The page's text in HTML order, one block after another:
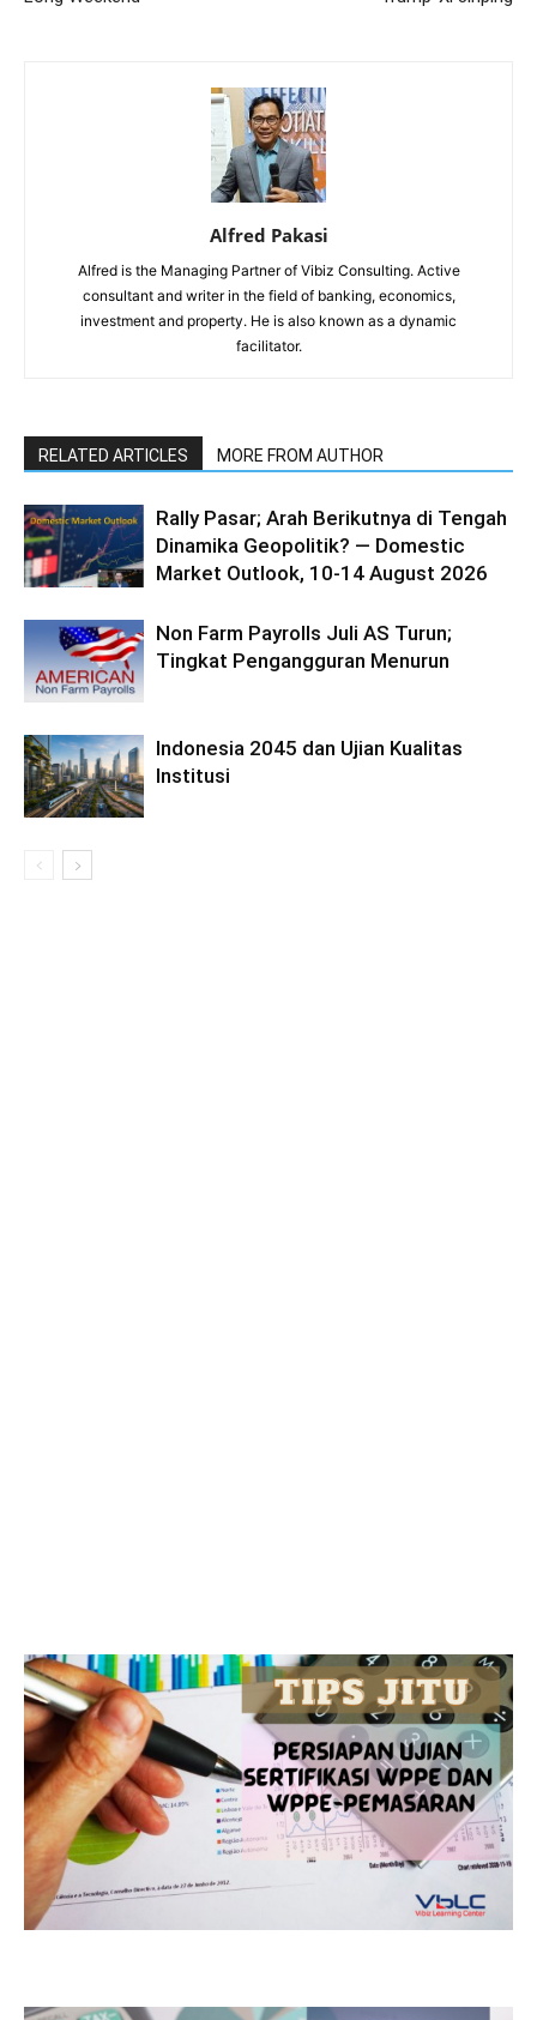
Alfred Pakasi
Alfred is the Managing Partner of Vibiz Consulting. Active
consultant and writer in the field of banking, economics,
investment and property. He is also known as a dynamic
facilitator.
RELATED ARTICLES MORE FROM AUTHOR
Rally Pasar; Arah Berikutnya di Tengah
Dinamika Geopolitik? — Domestic
Market Outlook, 10-14 August 2026
Non Farm Payrolls Juli AS Turun;
Tingkat Pengangguran Menurun
Indonesia 2045 dan Ujian Kualitas
Institusi